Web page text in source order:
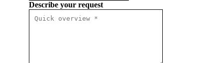
Describe your request